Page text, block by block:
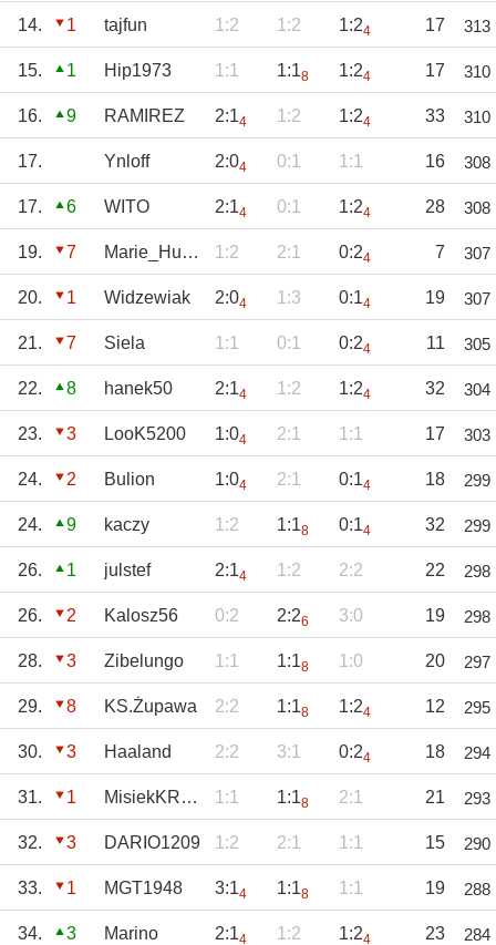
14. 1 tajfun 1:2 1:2 1:24 17 313
15. 1 Hip1973 1:1 1:18 1:24 17 310
16. 9 RAMIREZ 2:14 1:2 1:24 33 310
17. Ynloff 2:04 0:1 1:1 16 308
17. 6 WITO 2:14 0:1 1:24 28 308
19. 7 Marie_Huanna 1:2 2:1 0:24 7 307
20. 1 Widzewiak 2:04 1:3 0:14 19 307
21. 7 Siela 1:1 0:1 0:24 11 305
22. 8 hanek50 2:14 1:2 1:24 32 304
23. 3 LooK5200 1:04 2:1 1:1 17 303
24. 2 Bulion 1:04 2:1 0:14 18 299
24. 9 kaczy 1:2 1:18 0:14 32 299
26. 1 julstef 2:14 1:2 2:2 22 298
26. 2 Kalosz56 0:2 2:26 3:0 19 298
28. 3 Zibelungo 1:1 1:18 1:0 20 297
29. 8 KS.Żupawa 2:2 1:18 1:24 12 295
30. 3 Haaland 2:2 3:1 0:24 18 294
31. 1 MisiekKRKNH 1:1 1:18 2:1 21 293
32. 3 DARIO1209 1:2 2:1 1:1 15 290
33. 1 MGT1948 3:14 1:18 1:1 19 288
34. 3 Marino 2:14 1:2 1:24 23 284